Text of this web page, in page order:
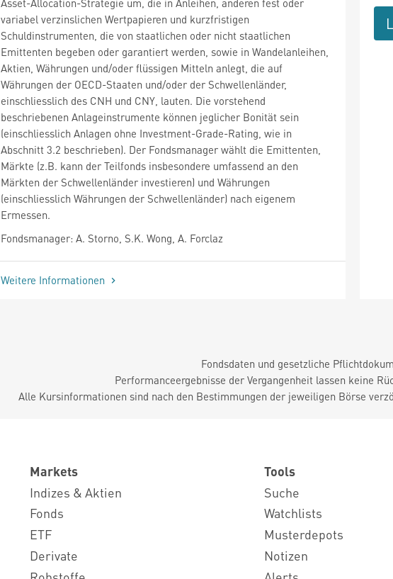
variabel verzinslichen Wertpapieren und kurzfristigen
Schuldinstrumenten, die von staatlichen oder nicht staatlichen
Emittenten begeben oder garantiert werden, sowie in Wandelanleihen,
Aktien, Währungen und/oder flüssigen Mitteln anlegt, die auf
Währungen der OECD-Staaten und/oder der Schwellenländer,
einschliesslich des CNH und CNY, lauten. Die vorstehend
beschriebenen Anlageinstrumente können jeglicher Bonität sein
(einschliesslich Anlagen ohne Investment-Grade-Rating, wie in
Abschnitt 3.2 beschrieben). Der Fondsmanager wählt die Emittenten,
Märkte (z.B. kann der Teilfonds insbesondere umfassend an den
Märkten der Schwellenländer investieren) und Währungen
(einschliesslich Währungen der Schwellenländer) nach eigenem
Ermessen.
Fondsmanager: A. Storno, S.K. Wong, A. Forclaz
Weitere Informationen
Fondsdaten und gesetzliche
Performanceergebnisse der Vergangenheit lassen keine
Alle Kursinformationen sind nach den Bestimmungen der jeweiligen Börse
Markets
Indizes & Aktien
Fonds
ETF
Derivate
Tools
Suche
Watchlists
Musterdepots
Notizen